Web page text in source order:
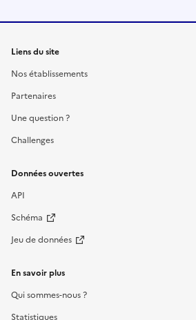
Liens du site
Nos établissements
Partenaires
Une question ?
Challenges
Données ouvertes
API
Schéma
Jeu de données
En savoir plus
Qui sommes-nous ?
Statistiques